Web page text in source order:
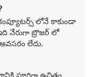
లోనే కాకుండా
నేరుగా బ్రౌజర్ లో
లేదు.